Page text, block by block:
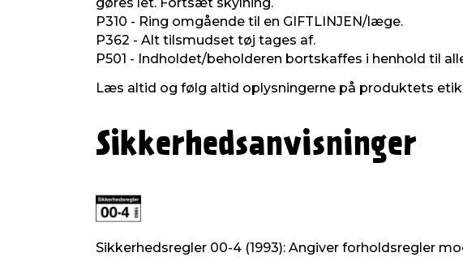
P310 - Ring omgående til en GIFTLINJEN/læge.
P362 - Alt tilsmudset tøj tages af.
P501 - Indholdet/beholderen bortskaffes i henhold til
Læs altid og følg altid oplysningerne på produktets
Sikkerhedsanvisninger
Sikkerhedsregler 00-4 (1993): Angiver forholdsregler